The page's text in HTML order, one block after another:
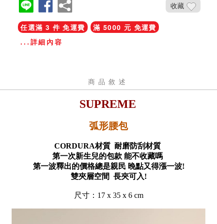
收藏
任選滿 3 件 免運費
滿 5000 元 免運費
...詳細內容
商品敘述